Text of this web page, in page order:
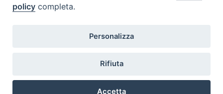
Riproduzione solo con permesso.
Iscriviti alla Newsletter
policy completa.
Personalizza
Rifiuta
Accetta